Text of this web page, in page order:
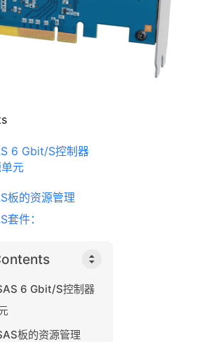
6 Gbit/S控制器
元
板的资源管理
件：
6 Gbit/S控制器
板的资源管理